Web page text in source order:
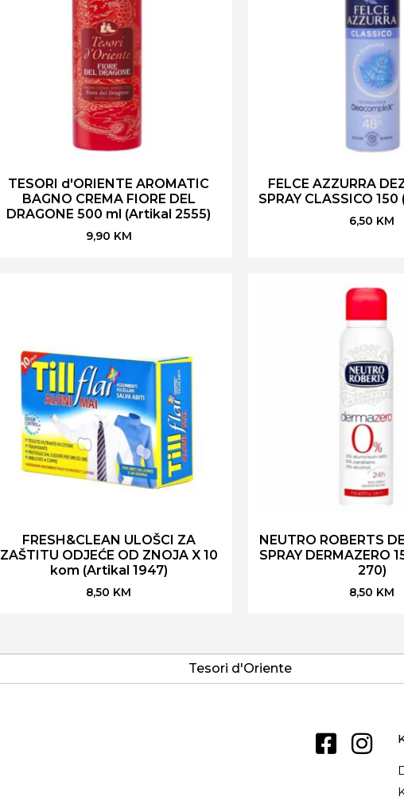
TESORI d'ORIENTE AROMATIC
BAGNO CREMA FIORE DEL
DRAGONE 500 ml (Artikal 2555)
9,90 KM
FELCE AZZURRA
SPRAY CLASSICO
6,50 KM
FRESH&CLEAN ULOŠCI ZA
ZAŠTITU ODJEĆE OD ZNOJA X 10
kom (Artikal 1947)
8,50 KM
NEUTRO ROBERTS
SPRAY DERMAZERO
270)
8,50 KM
Tesori d'Oriente